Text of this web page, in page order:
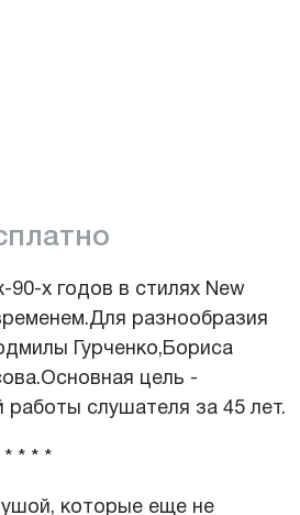
х годов в стилях New
разнообразия
Гурченко,Бориса
цель -
слушателя за 45 лет.
* * * *
которые еще не